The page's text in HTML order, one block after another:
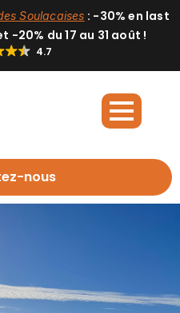
Soulacaises : -30% en last
-20% du 17 au 31 août !
4.7
nous